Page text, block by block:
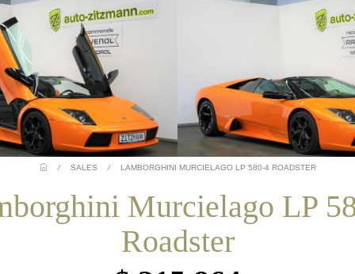
/ SALES / LAMBORGHINI MURCIELAGO LP 580-4 ROADSTER
Murcielago LP
Roadster